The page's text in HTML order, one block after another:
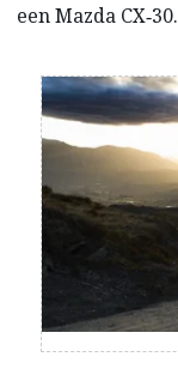
een Mazda CX‑30.